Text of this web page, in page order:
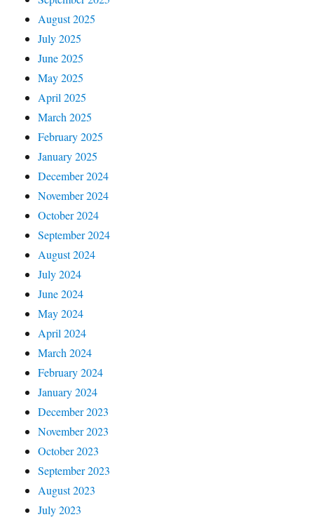
August 2025
July 2025
June 2025
May 2025
April 2025
March 2025
February 2025
January 2025
December 2024
November 2024
October 2024
September 2024
August 2024
July 2024
June 2024
May 2024
April 2024
March 2024
February 2024
January 2024
December 2023
November 2023
October 2023
September 2023
August 2023
July 2023